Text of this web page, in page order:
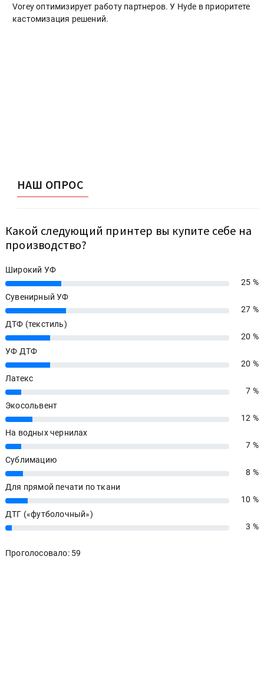
Vorey оптимизирует работу партнеров. У Hyde в приоритете
кастомизация решений.
НАШ ОПРОС
Какой следующий принтер вы купите себе на
производство?
Широкий УФ
25%
25 %
Сувенирный УФ
27%
27 %
ДТФ (текстиль)
20%
20 %
УФ ДТФ
20%
20 %
Латекс
7%
7 %
Экосольвент
12%
12 %
На водных чернилах
7%
7 %
Сублимацию
8%
8 %
Для прямой печати по ткани
10%
10 %
ДТГ («футболочный»)
3% 3 %
Проголосовало: 59